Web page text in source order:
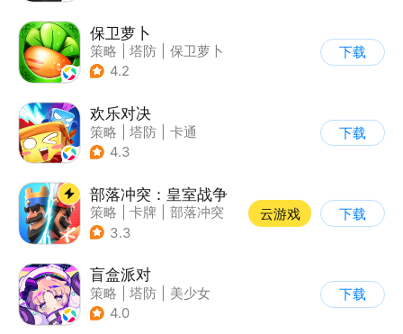
保卫萝卜
策略 塔防
保卫萝卜
| 卡通
4.2
下载
欢乐对决
策略 塔防
卡通
| 卡牌
4.3
下载
部落冲突：皇室战争
策略 卡牌
部落冲突
| 卡通
3.3
云游戏 下载
盲盒派对
策略 塔防
美少女
| 卡通
4.0
下载